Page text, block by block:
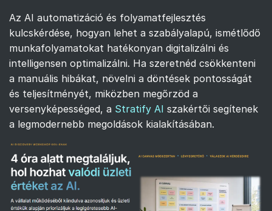
Az AI automatizáció és folyamatfejlesztés
kulcskérdése, hogyan lehet a szabályalapú, ismétlődő
munkafolyamatokat hatékonyan digitalizálni és
intelligensen optimalizálni. Ha szeretnéd csökkenteni
a manuális hibákat, növelni a döntések pontosságát
és teljesítményét, miközben megőrzöd a
versenyképességed, a Stratify AI szakértői segítenek
a legmodernebb megoldások kialakításában.